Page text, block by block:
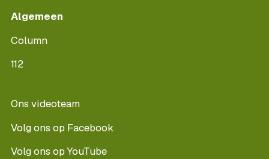
Algemeen
Column
112
Ons videoteam
Volg ons op Facebook
Volg ons op YouTube